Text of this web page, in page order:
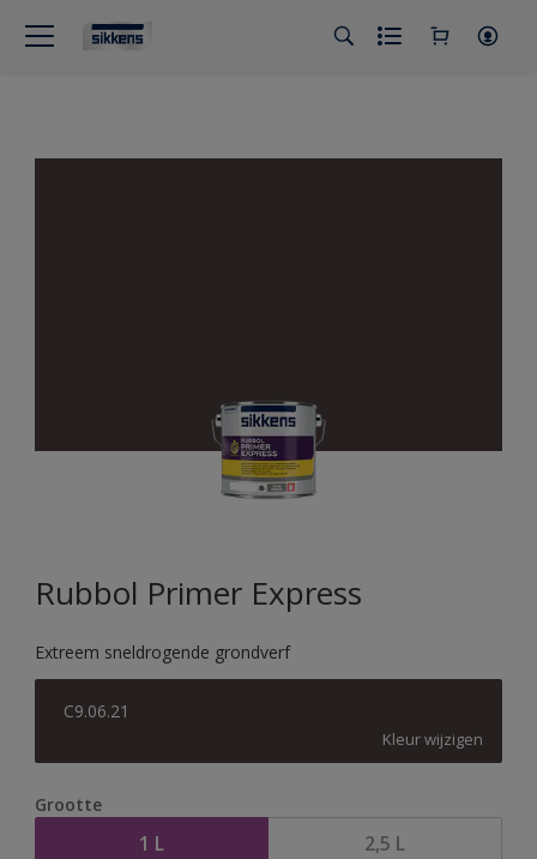
Rubbol Primer Express
Extreem sneldrogende grondverf
C9.06.21
Kleur wijzigen
Grootte
1 L 2,5 L